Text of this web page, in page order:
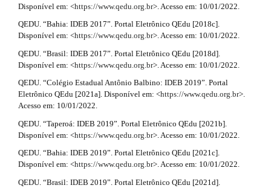
Disponível em: <https://www.qedu.org.br>. Acesso em: 10/01/2022.
QEDU. “Bahia: IDEB 2017”. Portal Eletrônico QEdu [2018c].
Disponível em: <https://www.qedu.org.br>. Acesso em: 10/01/2022.
QEDU. “Brasil: IDEB 2017”. Portal Eletrônico QEdu [2018d].
Disponível em: <https://www.qedu.org.br>. Acesso em: 10/01/2022.
QEDU. “Colégio Estadual Antônio Balbino: IDEB 2019”. Portal
Eletrônico QEdu [2021a]. Disponível em: <https://www.qedu.org.br>.
Acesso em: 10/01/2022.
QEDU. “Taperoá: IDEB 2019”. Portal Eletrônico QEdu [2021b].
Disponível em: <https://www.qedu.org.br>. Acesso em: 10/01/2022.
QEDU. “Bahia: IDEB 2019”. Portal Eletrônico QEdu [2021c].
Disponível em: <https://www.qedu.org.br>. Acesso em: 10/01/2022.
QEDU. “Brasil: IDEB 2019”. Portal Eletrônico QEdu [2021d].